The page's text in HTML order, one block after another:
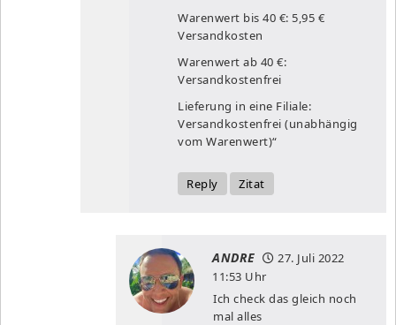
Warenwert bis 40 €: 5,95 €
Versandkosten
Warenwert ab 40 €:
Versandkostenfrei
Lieferung in eine Filiale:
Versandkostenfrei (unabhängig
vom Warenwert)“
Reply Zitat
ANDRE
27. Juli 2022
11:53 Uhr
Ich check das gleich noch
mal alles